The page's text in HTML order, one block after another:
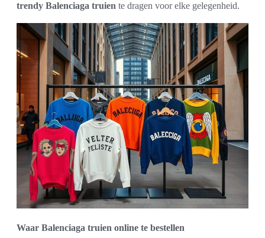
trendy Balenciaga truien te dragen voor elke gelegenheid.
Waar Balenciaga truien online te bestellen